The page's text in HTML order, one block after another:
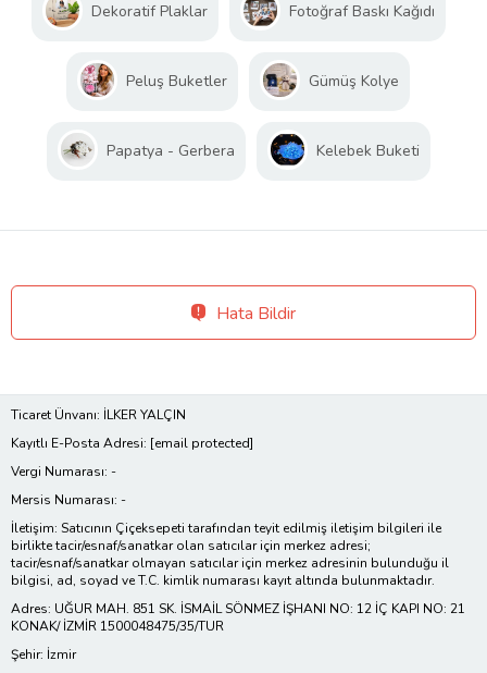
Dekoratif Plaklar Fotoğraf Baskı Kağıdı
Peluş Buketler Gümüş Kolye
Papatya - Gerbera Kelebek Buketi
Hata Bildir
Ticaret Ünvanı: İLKER YALÇIN
Kayıtlı E-Posta Adresi: [email protected]
Vergi Numarası: -
Mersis Numarası: -
İletişim: Satıcının Çiçeksepeti tarafından teyit edilmiş iletişim bilgileri ile
birlikte tacir/esnaf/sanatkar olan satıcılar için merkez adresi;
tacir/esnaf/sanatkar olmayan satıcılar için merkez adresinin bulunduğu il
bilgisi, ad, soyad ve T.C. kimlik numarası kayıt altında bulunmaktadır.
Adres: UĞUR MAH. 851 SK. İSMAİL SÖNMEZ İŞHANI NO: 12 İÇ KAPI NO: 21
KONAK/ İZMİR 1500048475/35/TUR
Şehir: İzmir